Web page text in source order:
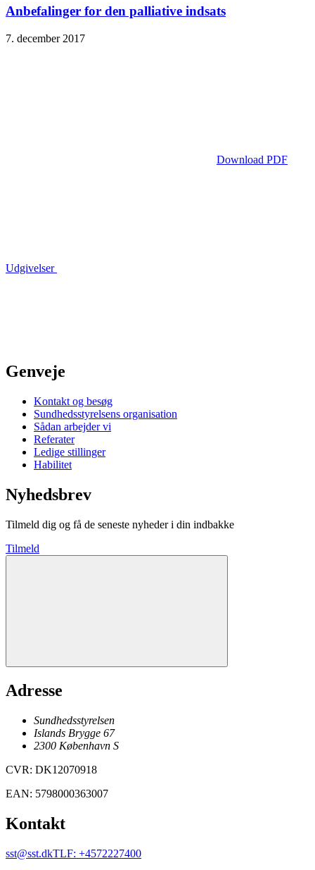
Anbefalinger for den palliative indsats
7. december 2017
Download PDF
Udgivelser
Genveje
Kontakt og besøg
Sundhedsstyrelsens organisation
Sådan arbejder vi
Referater
Ledige stillinger
Habilitet
Nyhedsbrev
Tilmeld dig og få de seneste nyheder i din indbakke
Tilmeld
Adresse
Sundhedsstyrelsen
Islands Brygge 67
2300 København S
CVR: DK12070918
EAN: 5798000363007
Kontakt
sst@sst.dkTLF: +4572227400